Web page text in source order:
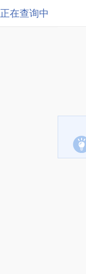
正在查询中